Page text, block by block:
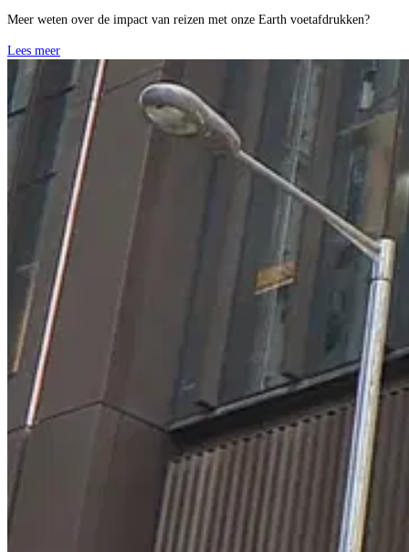
Meer weten over de impact van reizen met onze Earth voetafdrukken?
Lees meer